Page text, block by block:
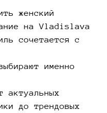
женский
на Vladislava
сочетается с
именно
актуальных
до трендовых